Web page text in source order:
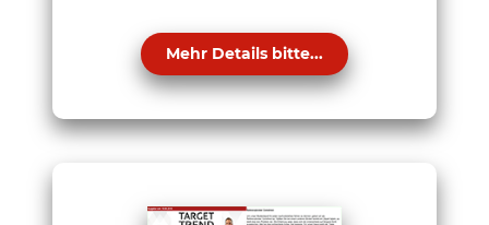
Mehr Details bitte...